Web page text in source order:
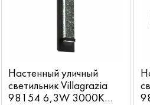
Настенный уличный
светильник Villagrazia
98154 6,3W 3000K